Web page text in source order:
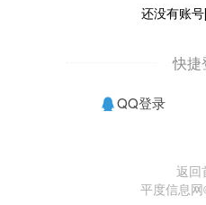
还没有账号
快捷
QQ登录
返回
平度信息网